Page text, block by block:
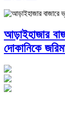
আড়াইহাজার
দোকানিকে